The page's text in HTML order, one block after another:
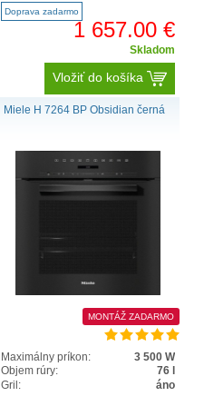
ohřev, horní/spodní..
Doprava zadarmo
1 657.00 €
Skladom
Vložiť do košíka
Miele H 7264 BP Obsidian černá
MONTÁŽ ZADARMO
Maximálny príkon:
3 500 W
Objem rúry:
76 l
Gril:
áno